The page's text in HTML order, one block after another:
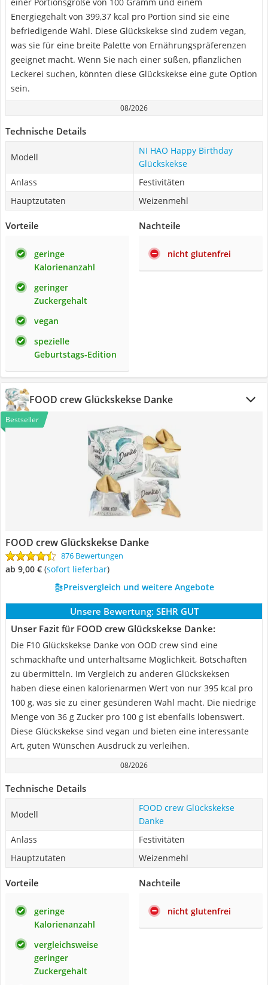
Energiegehalt von 399,37 kcal pro Portion sind sie eine
befriedigende Wahl. Diese Glückskekse sind zudem vegan,
was sie für eine breite Palette von Ernährungspräferenzen
geeignet macht. Wenn Sie nach einer süßen, pflanzlichen
Leckerei suchen, könnten diese Glückskekse eine gute Option
sein.
08/2026
Technische Details
Modell
NI HAO Happy Birthday
Glückskekse
Anlass
Festivitäten
Hauptzutaten
Weizenmehl
Vorteile
geringe
Kalorienanzahl
geringer
Zuckergehalt
vegan
spezielle
Geburtstags-Edition
Nachteile
nicht glutenfrei
FOOD crew Glückskekse Danke
Bestseller
FOOD crew Glückskekse Danke
876 Bewertungen
ab 9,00 € ( Sofort lieferbar)
Preisvergleich und weitere Angebote
Unsere Bewertung: SEHR GUT
Unser Fazit für FOOD crew Glückskekse Danke:
Die F10 Glückskekse Danke von OOD crew sind eine
schmackhafte und unterhaltsame Möglichkeit, Botschaften
zu übermitteln. Im Vergleich zu anderen Glückskeksen
haben diese einen kalorienarmen Wert von nur 395 kcal pro
100 g, was sie zu einer gesünderen Wahl macht. Die niedrige
Menge von 36 g Zucker pro 100 g ist ebenfalls lobenswert.
Diese Glückskekse sind vegan und bieten eine interessante
Art, guten Wünschen Ausdruck zu verleihen.
08/2026
Technische Details
Modell
FOOD crew Glückskekse
Danke
Anlass
Festivitäten
Hauptzutaten
Weizenmehl
Vorteile
geringe
Kalorienanzahl
vergleichsweise
geringer
Zuckergehalt
Nachteile
nicht glutenfrei